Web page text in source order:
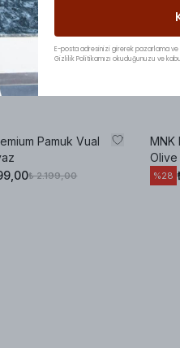
Pamuk Vual
₺ 2.199,00
MNK
Olive
%28
E-posta adresinizi girerek pazarlama ve
Gizlilik Politikamızı okuduğunuzu ve